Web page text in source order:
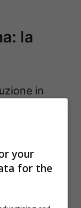
la
in
A
your
for the